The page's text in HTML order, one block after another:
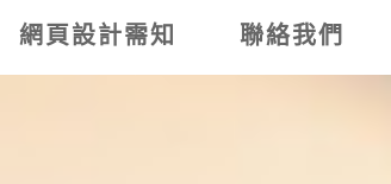
網頁設計需知 聯絡我們